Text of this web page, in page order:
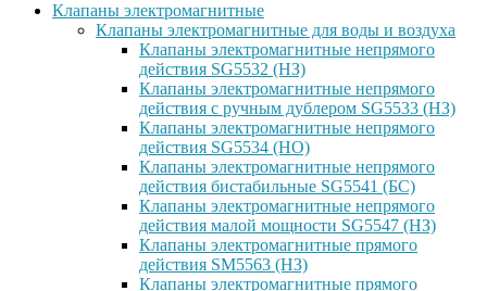
Клапаны электромагнитные
Клапаны электромагнитные для воды и воздуха
Клапаны электромагнитные непрямого
действия SG5532 (НЗ)
Клапаны электромагнитные непрямого
действия с ручным дублером SG5533 (НЗ)
Клапаны электромагнитные непрямого
действия SG5534 (НО)
Клапаны электромагнитные непрямого
действия бистабильные SG5541 (БС)
Клапаны электромагнитные непрямого
действия малой мощности SG5547 (НЗ)
Клапаны электромагнитные прямого
действия SM5563 (НЗ)
Клапаны электромагнитные прямого